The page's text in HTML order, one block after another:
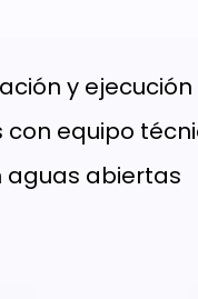
y
equipo
aguas abiertas